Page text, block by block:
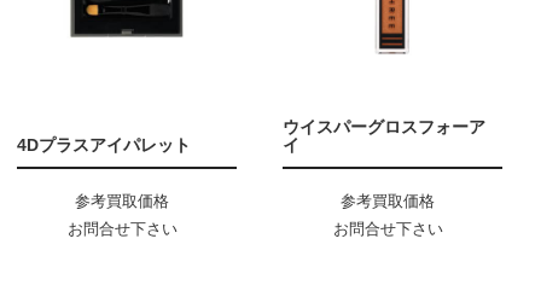
4Dプラスアイパレット
参考買取価格
お問合せ下さい
ウイスパーグロスフォーア
イ
参考買取価格
お問合せ下さい